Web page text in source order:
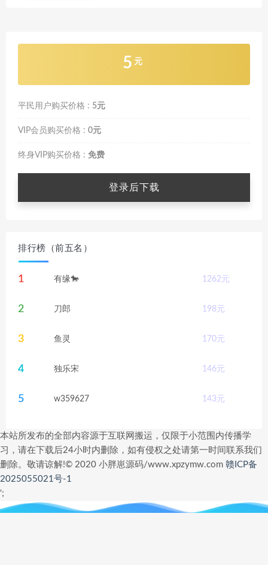
5 元
平民用户购买价格 : 5元
VIP会员购买价格 : 0元
终身VIP购买价格 : 免费
登录后下载
排行榜（前五名）
1 有缘🐎 1262元
2 刀郎 198元
3 鱼灵 170元
4 独乐宋 146元
5 w359627 143元
本站所发布的全部内容源于互联网搬运，仅限于小范围内传播学
习，请在下载后24小时内删除，如有侵权之处请第一时间联系我们
删除。敬请谅解!© 2020 小胖崽源码/www.xpzymw.com 赣ICP备
2025055021号-1
';